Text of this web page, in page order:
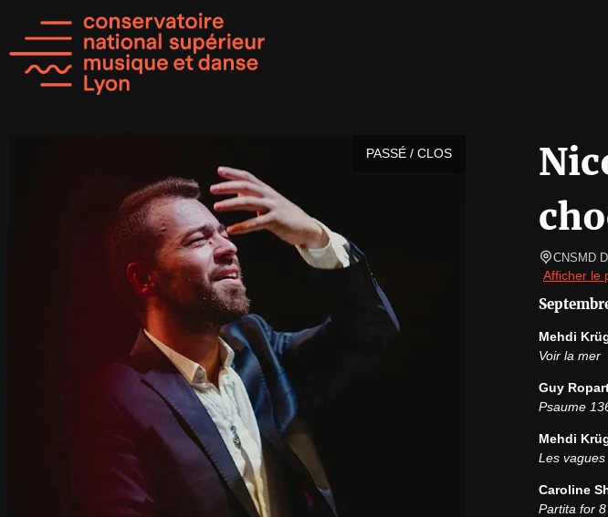
PASSÉ / CLOS
CNSMD
Afficher le
Mehdi
Voir la mer
Guy
Psaume
Mehdi
Les vagues
Caroline
Partita for